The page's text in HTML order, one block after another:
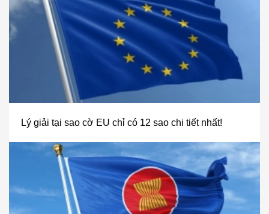
Lý giải tại sao cờ EU chỉ có 12 sao chi tiết nhất!